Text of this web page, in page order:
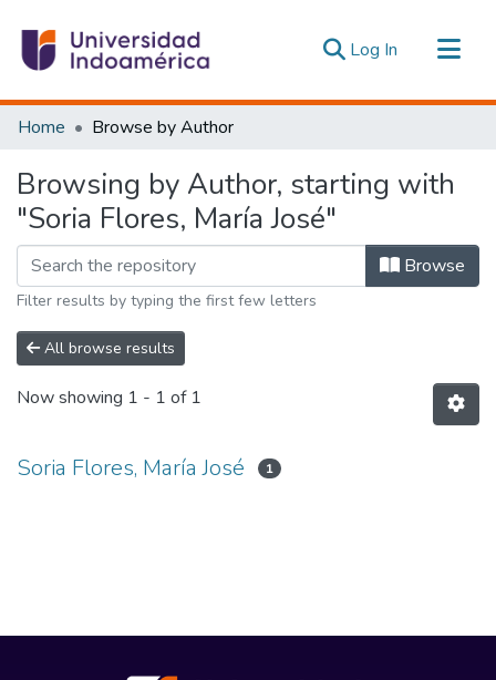
Log In (current)
Communities & Collections
Estadísticas Externas
Home Browse by Author
Browsing by Author, starting with
"Soria Flores, María José"
Browse
Filter results by typing the first few letters
All browse results
Now showing 1 - 1 of 1
Soria Flores, María José 1